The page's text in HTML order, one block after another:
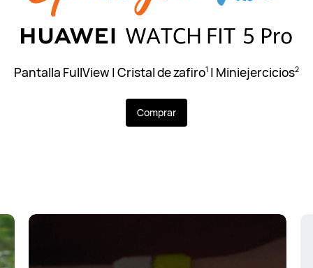
Pantalla FullView | Cristal de zafiro1 | Miniejercicios2
Comprar